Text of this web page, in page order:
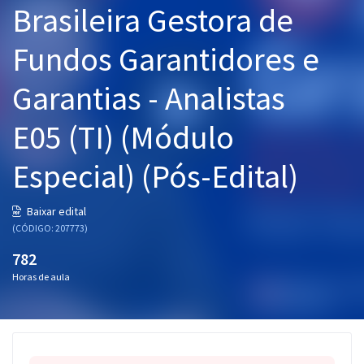
Pós
Graduação
OAB
Questões grátis
Blog
Aprovados
Brasileira Gestora de
Fundos Garantidores e
Garantias - Analistas
E05 (TI) (Módulo
Especial) (Pós-Edital)
Baixar edital
(CÓDIGO: 207773)
782
Horas de aula